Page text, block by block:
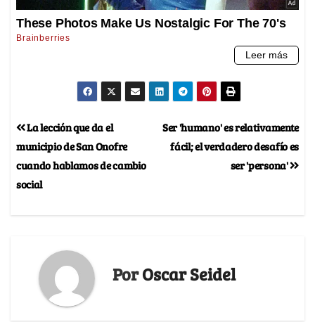
Ser 'humano' es relativamente
fácil; el verdadero desafío es
ser 'persona'
La lección que da el
municipio de San Onofre
cuando hablamos de cambio
social
PorOscar Seidel